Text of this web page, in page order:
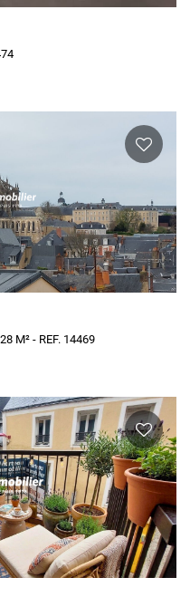
M² - REF. 14469